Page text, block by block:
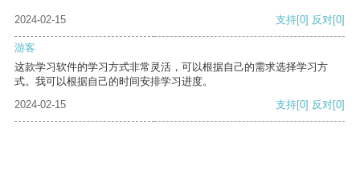
2024-02-15 支持[0] 反对[0]
游客
这款学习软件的学习方式非常灵活，可以根据自己的需求选择学习方
式。我可以根据自己的时间安排学习进度。
2024-02-15
支持[0] 反对[0]